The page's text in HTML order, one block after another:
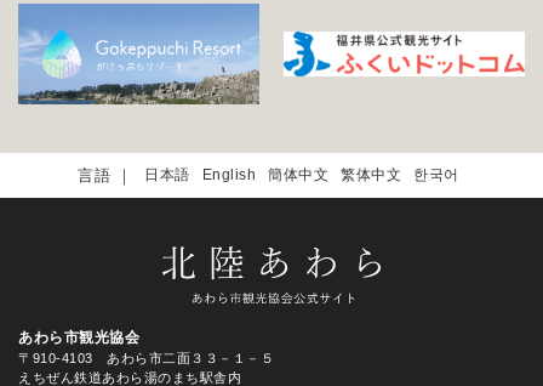
日本語 English 簡体中文 繁体中文 한국어
あわら市観光協会
〒910-4103 あわら市二面３３－１－５
えちぜん鉄道あわら湯のまち駅舎内